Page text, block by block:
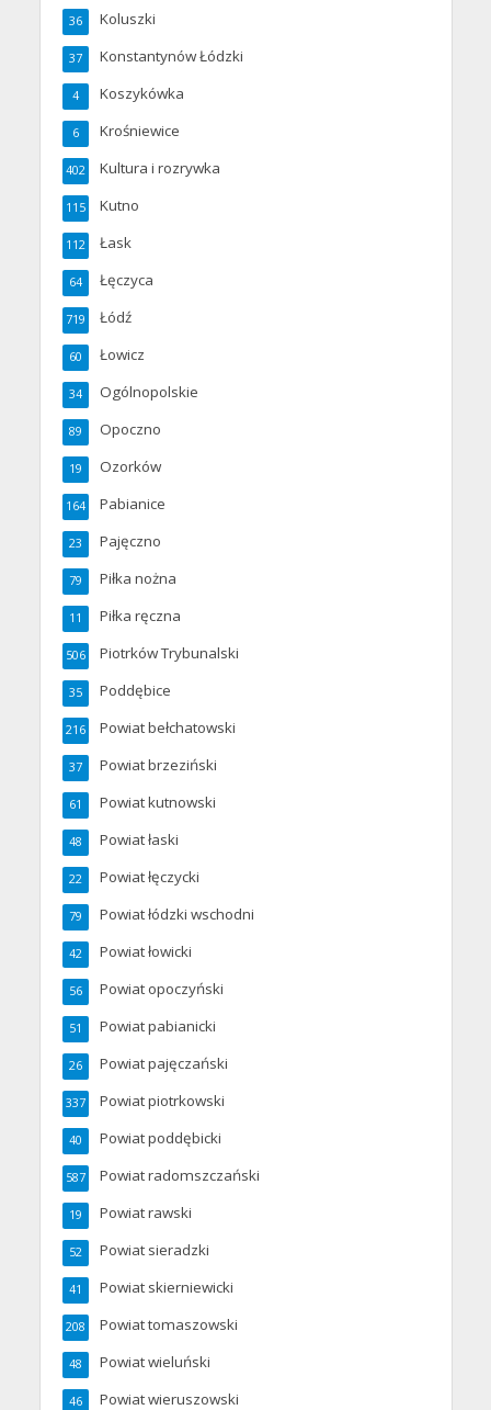
Koluszki
36
Konstantynów Łódzki
37
Koszykówka
4
Krośniewice
6
Kultura i rozrywka
402
Kutno
115
Łask
112
Łęczyca
64
Łódź
719
Łowicz
60
Ogólnopolskie
34
Opoczno
89
Ozorków
19
Pabianice
164
Pajęczno
23
Piłka nożna
79
Piłka ręczna
11
Piotrków Trybunalski
506
Poddębice
35
Powiat bełchatowski
216
Powiat brzeziński
37
Powiat kutnowski
61
Powiat łaski
48
Powiat łęczycki
22
Powiat łódzki wschodni
79
Powiat łowicki
42
Powiat opoczyński
56
Powiat pabianicki
51
Powiat pajęczański
26
Powiat piotrkowski
337
Powiat poddębicki
40
Powiat radomszczański
587
Powiat rawski
19
Powiat sieradzki
52
Powiat skierniewicki
41
Powiat tomaszowski
208
Powiat wieluński
48
Powiat wieruszowski
46